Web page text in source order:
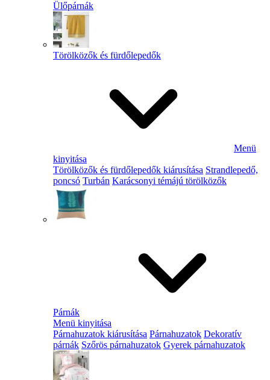
Ülőpárnák
Törölközők és fürdőlepedők
Menü
kinyitása
Törölközők és fürdőlepedők kiárusítása Strandlepedő,
poncsó Turbán Karácsonyi témájú törölközők
Párnák
Menü kinyitása
Párnahuzatok kiárusítása Párnahuzatok Dekoratív
párnák Szőrös párnahuzatok Gyerek párnahuzatok